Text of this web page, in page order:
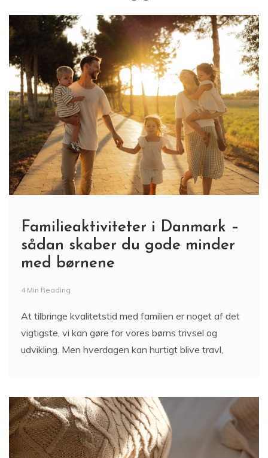
Familieaktiviteter i Danmark –
sådan skaber du gode minder
med børnene
4 Min Reading
At tilbringe kvalitetstid med familien er noget af det
vigtigste, vi kan gøre for vores børns trivsel og
udvikling. Men hverdagen kan hurtigt blive travl,